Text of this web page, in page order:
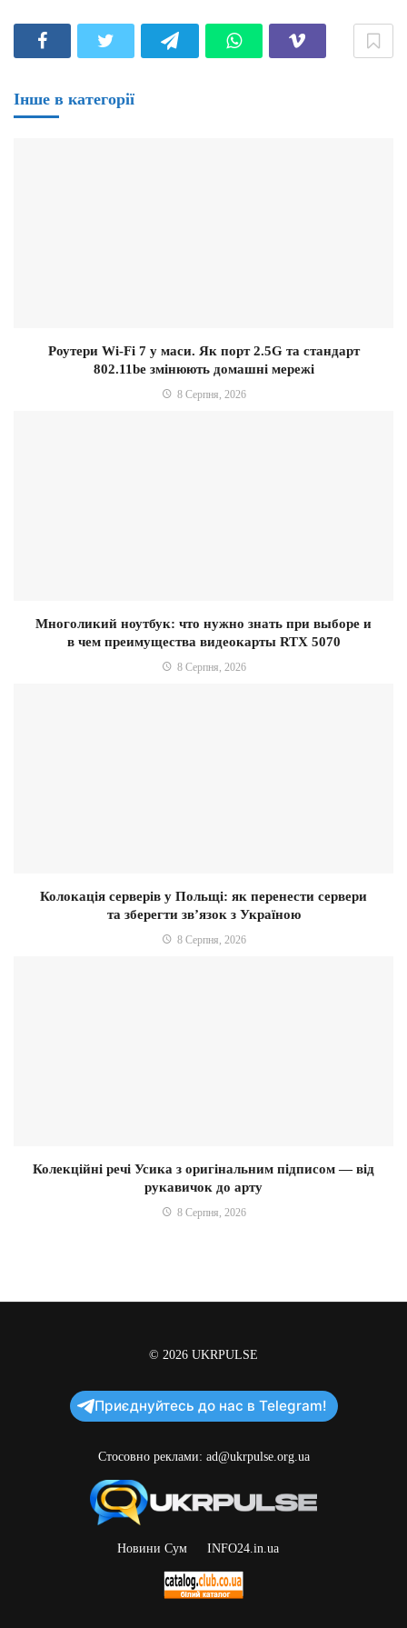
Інше в категорії
Роутери Wi-Fi 7 у маси. Як порт 2.5G та стандарт
802.11be змінюють домашні мережі
8 Серпня, 2026
Многоликий ноутбук: что нужно знать при выборе и
в чем преимущества видеокарты RTX 5070
8 Серпня, 2026
Колокація серверів у Польщі: як перенести сервери
та зберегти зв’язок з Україною
8 Серпня, 2026
Колекційні речі Усика з оригінальним підписом — від
рукавичок до арту
8 Серпня, 2026
© 2026 UKRPULSE
Приєднуйтесь до нас в Telegram!
Стосовно реклами: ad@ukrpulse.org.ua
Новини Сум INFO24.in.ua